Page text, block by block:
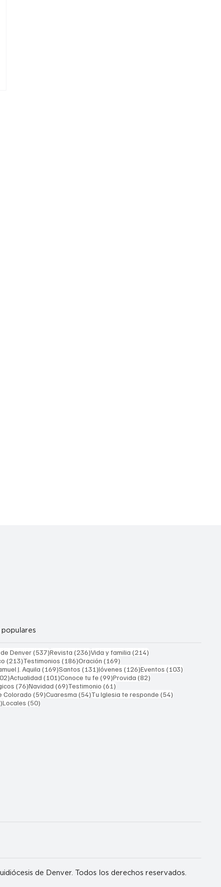
Denver(537)537 entradas
Revista (236)236 entradas
Vida y familia (214)214 entradas
(213)213 entradas
Testimonios (186)186 entradas
Oración (169)169 entradas
J. Aquila (169)169 entradas
Santos (131)131 entradas
Jóvenes (126)126 entradas
Eventos (103)103
102 entradas
Actualidad (101)101 entradas
Conoce tu fe (99)99 entradas
Provida (82)82 entradas
(76)76 entradas
Navidad (69)69 entradas
Testimonio (61)61 entradas
Colorado (59)59 entradas
Cuaresma (54)54 entradas
Tu Iglesia te responde (54)54 entradas
51 entradas
Locales (50)50 entradas
de Denver. Todos los derechos reservados.